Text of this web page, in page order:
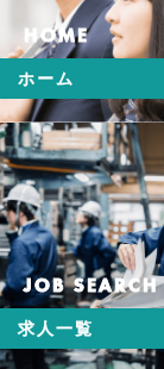
HOME
ホーム
JOB SEARCH
求人一覧